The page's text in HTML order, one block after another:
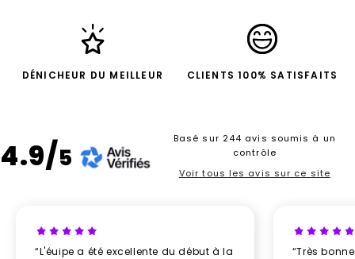
DÉNICHEUR DU MEILLEUR CLIENTS 100% SATISFAITS
4.9/5
Basé sur 244 avis soumis à un
contrôle
Voir tous les avis sur ce site
“L'éuipe a été excellente du début à la
“Très